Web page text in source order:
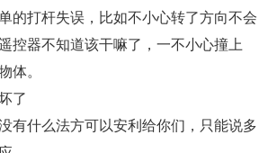
打杆失误，比如不小心转了方向不会
控器不知道该干嘛了，一不小心撞上
体。
了
什么法方可以安利给你们，只能说多